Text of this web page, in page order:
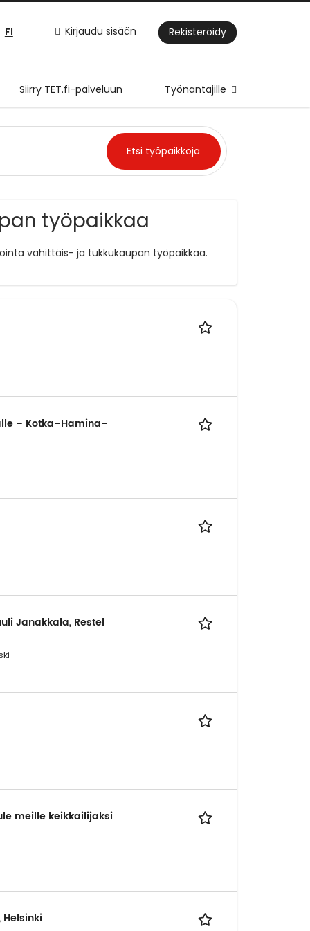
Kirjaudu sisään Rekisteröidy
FI
Siirry TET.fi-palveluun Työnantajille
työpaikkaa
vähittäis- ja tukkukaupan työpaikkaa.
– Kotka–Hamina–
Janakkala, Restel
meille keikkailijaksi